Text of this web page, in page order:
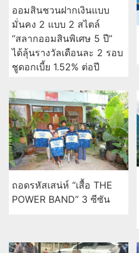
ออมสินชวนฝากเงินแบบ
มั่นคง 2 แบบ 2 สไตล์
“สลากออมสินพิเศษ 5 ปี”
ได้ลุ้นรางวัลเดือนละ 2 รอบ
ชูดอกเบี้ย 1.52% ต่อปี
ถอดรหัสเสน่ห์ “เสื้อ THE
POWER BAND” 3 ซีซัน